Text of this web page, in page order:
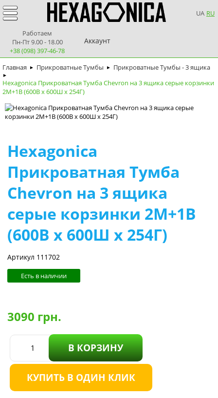
UA RU
Работаем
Пн-Пт 9.00 - 18.00
+38 (098) 397-46-78
Аккаунт
Главная ► Прикроватные Тумбы ► Прикроватные Тумбы - 3 ящика
►
Hexagonica Прикроватная Тумба Chevron на 3 ящика серые корзинки
2М+1В (600В х 600Ш х 254Г)
Hexagonica
Прикроватная Тумба
Chevron на 3 ящика
серые корзинки 2М+1В
(600В х 600Ш х 254Г)
Артикул 111702
Есть в наличии
3090 грн.
В КОРЗИНУ
КУПИТЬ В ОДИН КЛИК